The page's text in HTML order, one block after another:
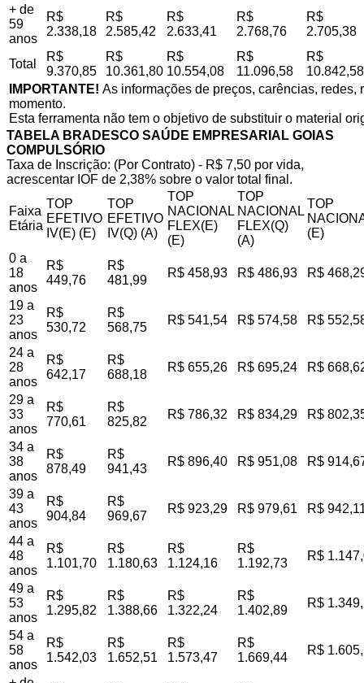
+ de
59
anos
R$
2.338,18
R$
2.585,42
R$
2.633,41
R$
2.768,76
R$
2.705,38
Total
R$
9.370,85
R$
10.361,80
R$
10.554,08
R$
11.096,58
R$
10.842,58
IMPORTANTE! As informações de preços, carências,
momento.
Esta ferramenta não tem o objetivo de substituir o material
TABELA BRADESCO SAÚDE EMPRESARIAL GOIAS
COMPULSÓRIO
Taxa de Inscrição: (Por Contrato) - R$ 7,50 por vida,
acrescentar IOF de 2,38% sobre o valor total final.
Faixa
Etária
TOP
EFETIVO
IV(E) (E)
TOP
EFETIVO
IV(Q) (A)
TOP
NACIONAL
FLEX(E)
(E)
TOP
NACIONAL
FLEX(Q)
(A)
TOP
(E)
0 a
18
anos
R$
449,76
R$
481,99
R$ 458,93 R$ 486,93 R$
19 a
23
anos
R$
530,72
R$
568,75
R$ 541,54 R$ 574,58 R$
24 a
28
anos
R$
642,17
R$
688,18
R$ 655,26 R$ 695,24 R$
29 a
33
anos
R$
770,61
R$
825,82
R$ 786,32 R$ 834,29 R$
34 a
38
anos
R$
878,49
R$
941,43
R$ 896,40 R$ 951,08 R$
39 a
43
anos
R$
904,84
R$
969,67
R$ 923,29 R$ 979,61 R$
44 a
48
anos
R$
1.101,70
R$
1.180,63
R$
1.124,16
R$
1.192,73
R$
49 a
53
anos
R$
1.295,82
R$
1.388,66
R$
1.322,24
R$
1.402,89
R$
54 a
58
anos
R$
1.542,03
R$
1.652,51
R$
1.573,47
R$
1.669,44
R$